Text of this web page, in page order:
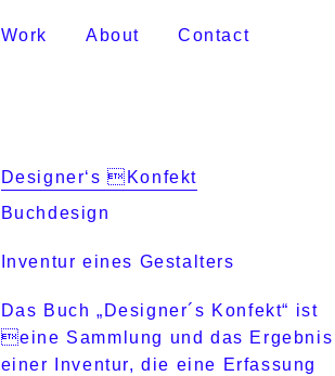
Work About Contact
Designer‘s Konfekt
Buchdesign
Inventur eines Gestalters
Das Buch „Designer´s Konfekt“ ist
eine Sammlung und das Ergebnis
einer Inventur, die eine Erfassung